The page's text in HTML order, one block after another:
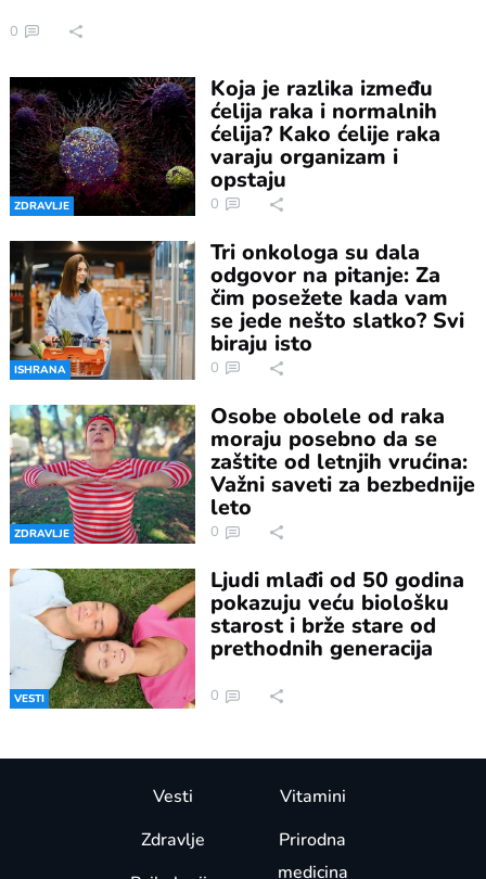
0
ZDRAVLJE
Koja je razlika između
ćelija raka i normalnih
ćelija? Kako ćelije raka
varaju organizam i
opstaju
0
ISHRANA
Tri onkologa su dala
odgovor na pitanje: Za
čim posežete kada vam
se jede nešto slatko? Svi
biraju isto
0
ZDRAVLJE
Osobe obolele od raka
moraju posebno da se
zaštite od letnjih vrućina:
Važni saveti za bezbednije
leto
0
VESTI
Ljudi mlađi od 50 godina
pokazuju veću biološku
starost i brže stare od
prethodnih generacija
0
Vesti
Zdravlje
Vitamini
Prirodna
medicina